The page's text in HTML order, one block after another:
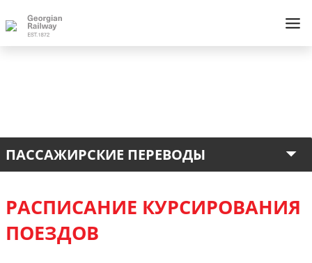
ПАССАЖИРСКИЕ ПЕРЕВОДЫ
РАСПИСАНИЕ КУРСИРОВАНИЯ
ПОЕЗДОВ